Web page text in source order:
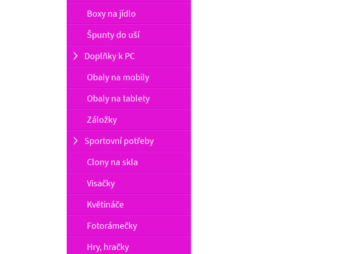
Boxy na jídlo
Špunty do uší
Doplňky k PC
Obaly na mobily
Obaly na tablety
Záložky
Sportovní potřeby
Clony na skla
Visačky
Květináče
Fotorámečky
Hry, hračky